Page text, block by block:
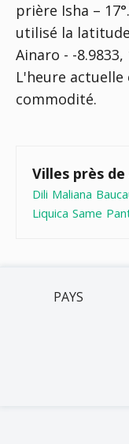
prière Isha – 17°
utilisé la
Ainaro - -
L'heure
commodité.
Villes près
Dili Maliana
Liquica Same
PAYS